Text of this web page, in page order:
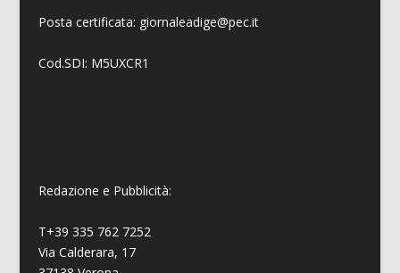
Posta certificata: giornaleadige@pec.it
Cod.SDI: M5UXCR1
Redazione e Pubblicità:
T+39 335 762 7252
Via Calderara, 17